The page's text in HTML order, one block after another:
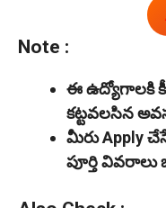
Note :
ఈ ఉద్యోగాలకి కీ
కట్టవలసిన
మీరు Apply
పూర్తి వివరాలు